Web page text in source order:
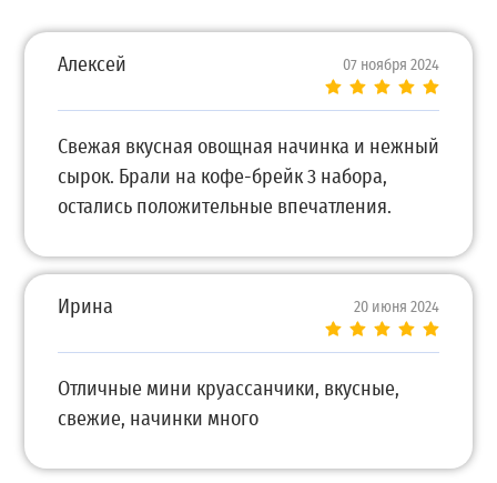
Алексей 07 ноября 2024
Свежая вкусная овощная начинка и нежный
сырок. Брали на кофе-брейк 3 набора,
остались положительные впечатления.
Ирина 20 июня 2024
Отличные мини круассанчики, вкусные,
свежие, начинки много